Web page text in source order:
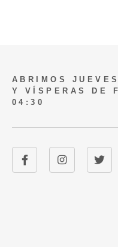
ABRIMOS
Y VÍSPERAS DE
04:30